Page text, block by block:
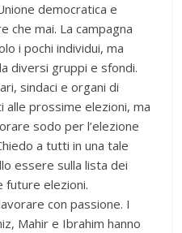
democratica e
che mai. La campagna
i pochi individui, ma
diversi gruppi e sfondi.
sindaci e organi di
alle prossime elezioni, ma
sodo per l’elezione
a tutti in una tale
essere sulla lista dei
future elezioni.
con passione. I
Mahir e Ibrahim hanno